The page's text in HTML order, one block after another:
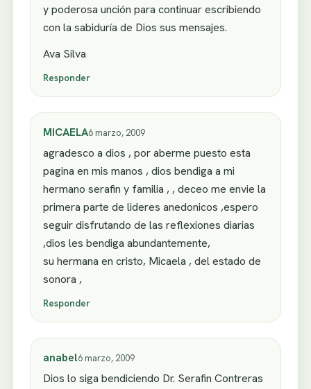
y poderosa unción para continuar escribiendo
con la sabiduría de Dios sus mensajes.
Ava Silva
Responder
MICAELA6 marzo, 2009
agradesco a dios , por aberme puesto esta
pagina en mis manos , dios bendiga a mi
hermano serafin y familia , , deceo me envie la
primera parte de lideres anedonicos ,espero
seguir disfrutando de las reflexiones diarias
,dios les bendiga abundantemente,
su hermana en cristo, Micaela , del estado de
sonora ,
Responder
anabel6 marzo, 2009
Dios lo siga bendiciendo Dr. Serafin Contreras